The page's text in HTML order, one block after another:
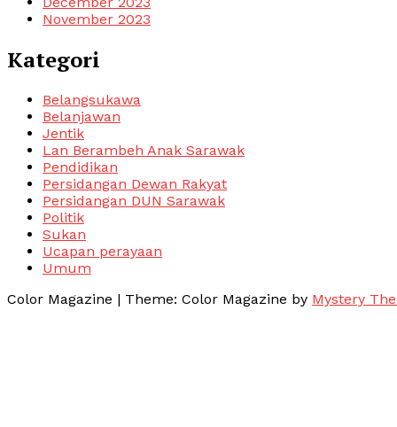
November 2023
Kategori
Belangsukawa
Belanjawan
Jentik
Lan Berambeh Anak Sarawak
Pendidikan
Persidangan Dewan Rakyat
Persidangan DUN Sarawak
Politik
Sukan
Ucapan perayaan
Umum
Color Magazine | Theme: Color Magazine by Mystery